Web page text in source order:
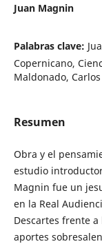
Juan Magnin
Palabras clave:
Copernicano,
Maldonado,
Resumen
Obra y el
estudio
Magnin fue un
en la Real
Descartes frente
aportes